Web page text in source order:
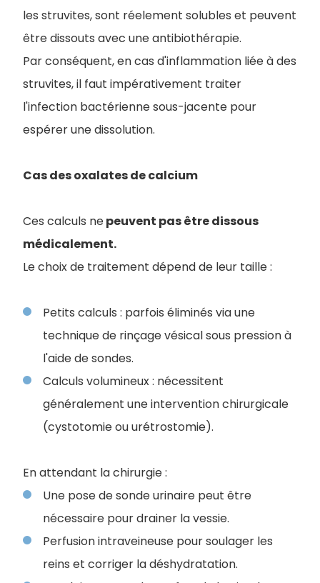
les struvites, sont réelement solubles et peuvent
être dissouts avec une antibiothérapie.
Par conséquent, en cas d'inflammation liée à des
struvites, il faut impérativement traiter
l'infection bactérienne sous-jacente pour
espérer une dissolution.
Cas des oxalates de calcium
Ces calculs nepeuvent pas être dissous
médicalement.
Le choix de traitement dépend de leur taille :
Petits calculs : parfois éliminés via une
technique de rinçage vésical sous pression à
l'aide de sondes.
Calculs volumineux : nécessitent
généralement une intervention chirurgicale
(cystotomie ou urétrostomie).
En attendant la chirurgie :
Une pose de sonde urinaire peut être
nécessaire pour drainer la vessie.
Perfusion intraveineuse pour soulager les
reins et corriger la déshydratation.